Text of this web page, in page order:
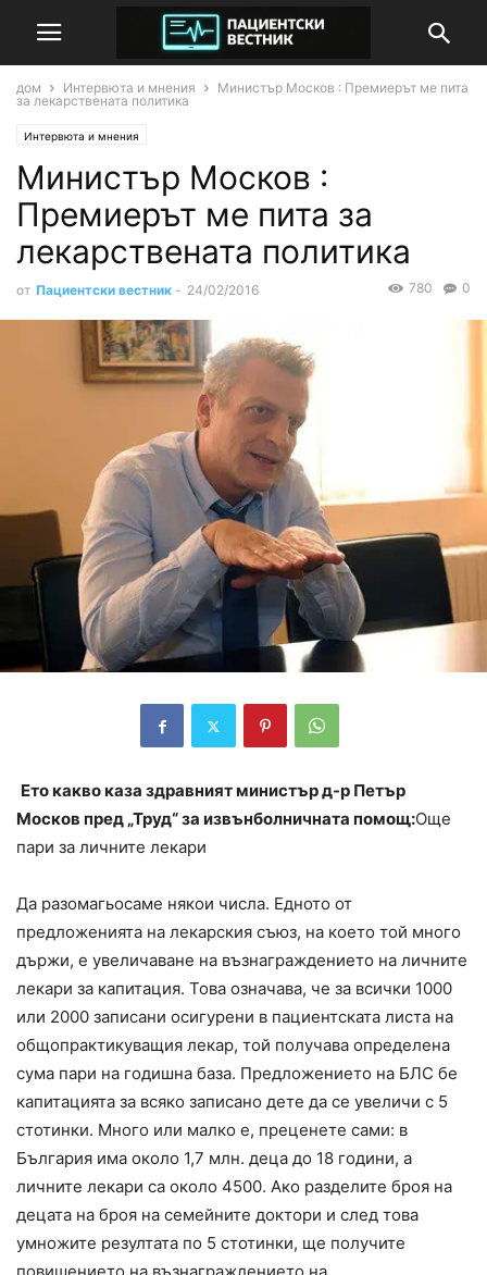
дом Интервюта и мнения
Министър Москов : Премиерът ме пита
за лекарствената политика
Интервюта и мнения
Министър Москов :
Премиерът ме пита за
лекарствената политика
от Пациентски вестник - 24/02/2016 0
780
Ето какво каза здравният министър д-р Петър
Москов пред „Труд“ за извънболничната помощ:Още
пари за личните лекари
Да разомагьосаме някои числа. Едното от
предложенията на лекарския съюз, на което той много
държи, е увеличаване на възнаграждението на личните
лекари за капитация. Това означава, че за всички 1000
или 2000 записани осигурени в пациентската листа на
общопрактикуващия лекар, той получава определена
сума пари на годишна база. Предложението на БЛС бе
капитацията за всяко записано дете да се увеличи с 5
стотинки. Много или малко е, преценете сами: в
България има около 1,7 млн. деца до 18 години, а
личните лекари са около 4500. Ако разделите броя на
децата на броя на семейните доктори и след това
умножите резултата по 5 стотинки, ще получите